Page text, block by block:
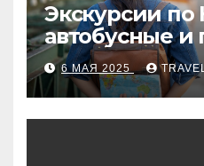
Экскурсии по
автобусные
туры от
«Казан360»
6 МАЯ 2025